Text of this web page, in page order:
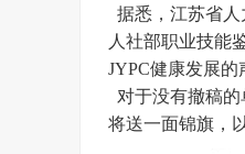
据悉，江苏省
人社部职业技能
JYPC健康发展的
对于没有撤稿
将送一面锦旗，